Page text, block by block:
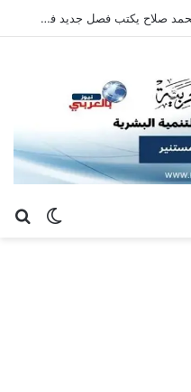
مملكة جديدة للفرعون المصري..محمد صلاح يكتب فصل جديد في طرابزون سبور التركي بعد رحلة أنفيلد التاريخية
الوضع